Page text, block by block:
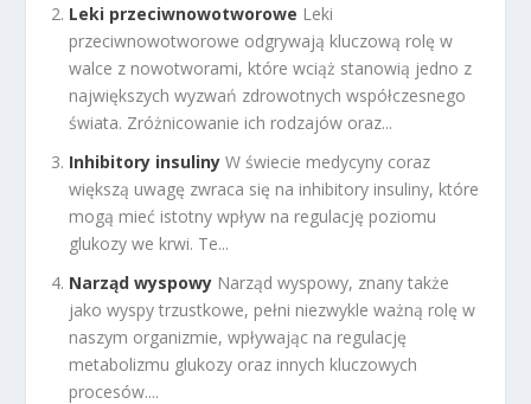
Leki przeciwnowotworowe Leki
przeciwnowotworowe odgrywają kluczową rolę w
walce z nowotworami, które wciąż stanowią jedno z
największych wyzwań zdrowotnych współczesnego
świata. Zróżnicowanie ich rodzajów oraz...
Inhibitory insuliny W świecie medycyny coraz
większą uwagę zwraca się na inhibitory insuliny, które
mogą mieć istotny wpływ na regulację poziomu
glukozy we krwi. Te...
Narząd wyspowy Narząd wyspowy, znany także
jako wyspy trzustkowe, pełni niezwykle ważną rolę w
naszym organizmie, wpływając na regulację
metabolizmu glukozy oraz innych kluczowych
procesów....